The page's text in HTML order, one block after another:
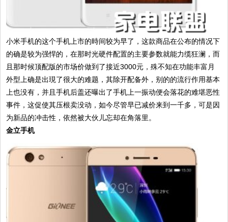
小米手机的这个手机上市的時间较为早了，这款商品在公布的情况下
的确是较为强悍的，在那时光硬件配置的主要参数就能力缆狂澜，而
且那时候顶配版的市场价做到了接近3000元，殊不知在功能丰富月
外型上确是出現了很大的难题，其除开配备外，别的的流行作用基本
上也没有，并且手机后盖还曝出了手机上一振动便会落花的难堪恶性
事件，这促使其压根卖没动，如今尽管早已减价来到一千多，可是因
为新品的冲击性，依然被大伙儿忘却在角落里。
金立手机